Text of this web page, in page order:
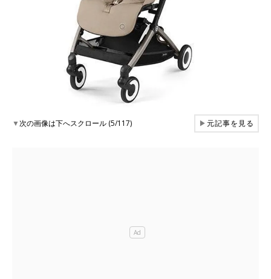
▼次の画像は下へスクロール (5/117) ▶元記事を見る